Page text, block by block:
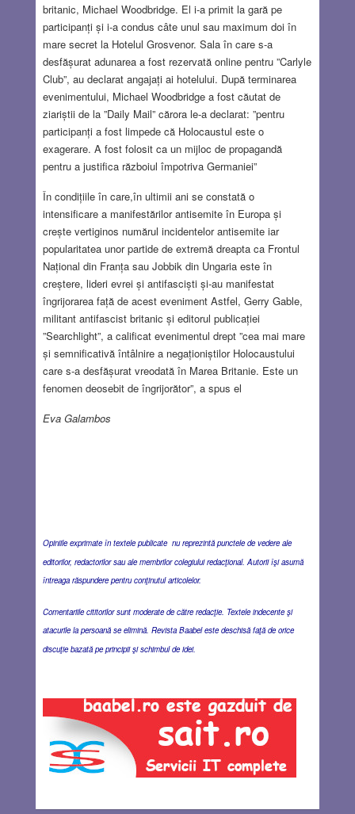
britanic, Michael Woodbridge. El i-a primit la gară pe
participanți și i-a condus câte unul sau maximum doi în
mare secret la Hotelul Grosvenor. Sala în care s-a
desfășurat adunarea a fost rezervată online pentru ”Carlyle
Club”, au declarat angajați ai hotelului. După terminarea
evenimentului, Michael Woodbridge a fost căutat de
ziariștii de la ”Daily Mail” cărora le-a declarat: ”pentru
participanți a fost limpede că Holocaustul este o
exagerare. A fost folosit ca un mijloc de propagandă
pentru a justifica războiul împotriva Germaniei”
În condițiile în care,în ultimii ani se constată o
intensificare a manifestărilor antisemite în Europa și
crește vertiginos numărul incidentelor antisemite iar
popularitatea unor partide de extremă dreapta ca Frontul
Național din Franța sau Jobbik din Ungaria este în
creștere, lideri evrei și antifasciști și-au manifestat
îngrijorarea față de acest eveniment Astfel, Gerry Gable,
militant antifascist britanic și editorul publicației
”Searchlight”, a calificat evenimentul drept ”cea mai mare
și semnificativă întâlnire a negaționiștilor Holocaustului
care s-a desfășurat vreodată în Marea Britanie. Este un
fenomen deosebit de îngrijorător”, a spus el
Eva Galambos
Opiniile exprimate în textele publicate nu reprezintă punctele de vedere ale
editorilor, redactorilor sau ale membrilor colegiului redacţional. Autorii îşi asumă
întreaga răspundere pentru conţinutul articolelor.
Comentariile cititorilor sunt moderate de către redacţie. Textele indecente şi
atacurile la persoană se elimină. Revista Baabel este deschisă faţă de orice
discuţie bazată pe principii şi schimbul de idei.